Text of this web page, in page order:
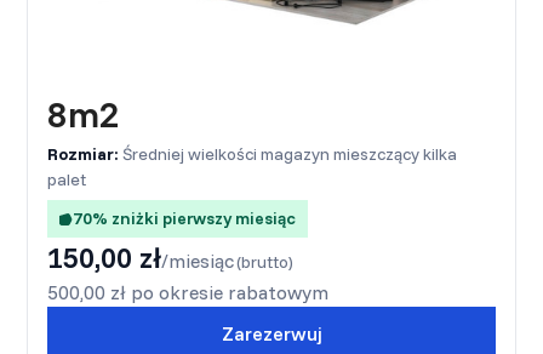
8m2
Rozmiar: Średniej wielkości magazyn mieszczący kilka
palet
70% zniżki pierwszy miesiąc
150,00 zł/miesiąc(brutto)
500,00 zł po okresie rabatowym
Zarezerwuj